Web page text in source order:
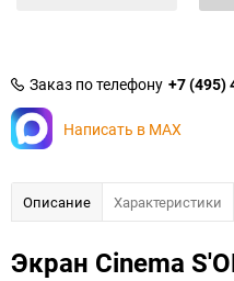
Заказ по телефону +7 (495)
Написать в MAX
Описание Характеристики
Экран Cinema